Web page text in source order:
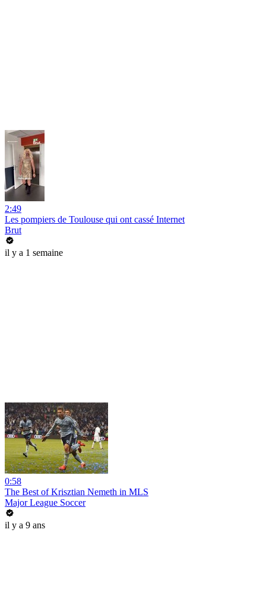
2:49
Les pompiers de Toulouse qui ont cassé Internet
Brut
il y a 1 semaine
0:58
The Best of Krisztian Nemeth in MLS
Major League Soccer
il y a 9 ans